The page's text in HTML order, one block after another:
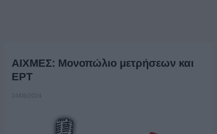
ΑΙΧΜΕΣ: Μονοπώλιο μετρήσεων και
ΕΡΤ
24/06/2024